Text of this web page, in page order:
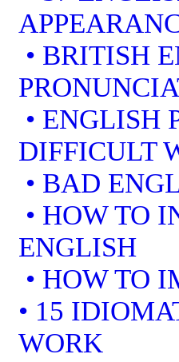
• BRITISH
• ENGLISH
DIFFICULT
• BAD
• HOW TO
ENGLISH
• HOW TO
• 15
WORK